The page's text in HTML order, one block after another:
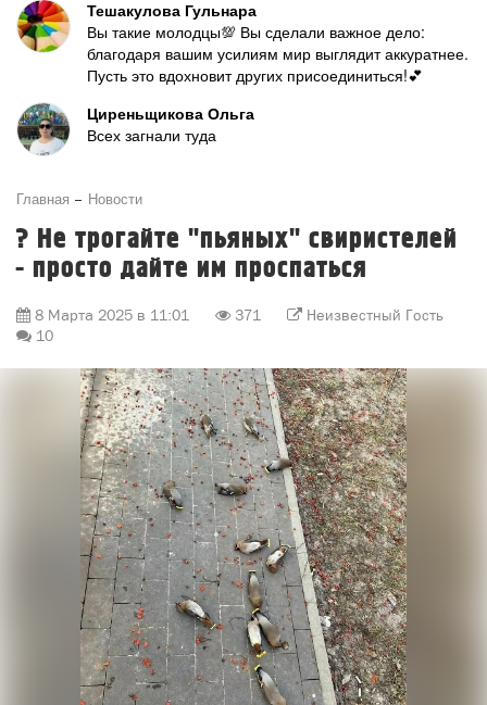
Тешакулова Гульнара
Вы такие молодцы💯 Вы сделали важное дело:
благодаря вашим усилиям мир выглядит аккуратнее.
Пусть это вдохновит других присоединиться!💕
Циреньщикова Ольга
Всех загнали туда
Главная Новости
? Не трогайте "пьяных" свиристелей
- просто дайте им проспаться
8 Марта 2025 в 11:01 371
Неизвестный Гость
10